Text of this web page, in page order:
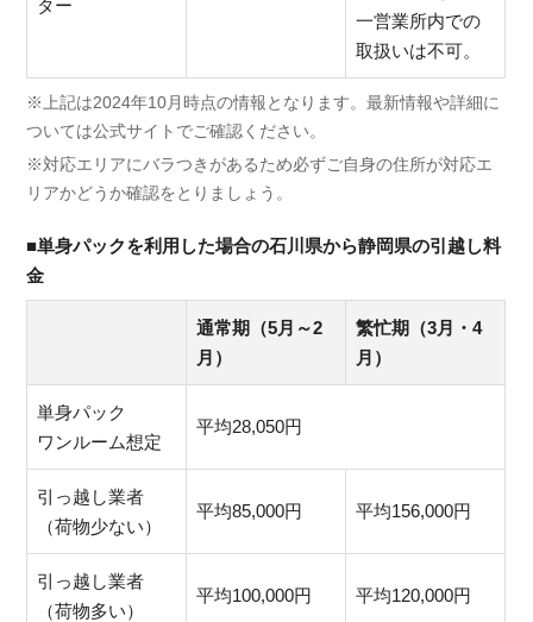
ター
一営業所内での
取扱いは不可。
※上記は2024年10月時点の情報となります。最新情報や詳細に
ついては公式サイトでご確認ください。
※対応エリアにバラつきがあるため必ずご自身の住所が対応エ
リアかどうか確認をとりましょう。
■単身パックを利用した場合の石川県から静岡県の引越し料
金
通常期（5月～2
月）
繁忙期（3月・4
月）
単身パック
ワンルーム想定
平均28,050円
引っ越し業者
（荷物少ない）
平均85,000円 平均156,000円
引っ越し業者
（荷物多い）
平均100,000円 平均120,000円